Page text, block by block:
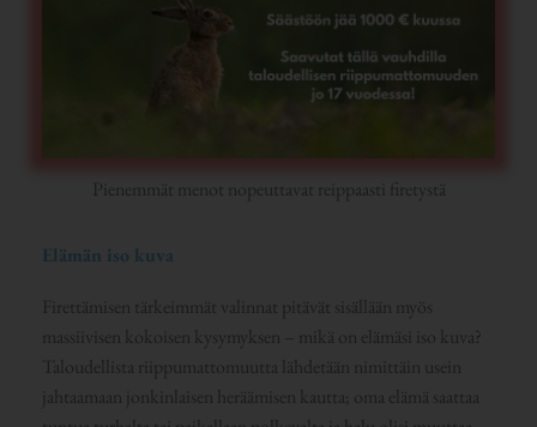
Pienemmät menot nopeuttavat reippaasti firetystä
Elämän iso kuva
Firettämisen tärkeimmät valinnat pitävät sisällään myös
massiivisen kokoisen kysymyksen – mikä on elämäsi iso kuva?
Taloudellista riippumattomuutta lähdetään nimittäin usein
jahtaamaan jonkinlaisen heräämisen kautta; oma elämä saattaa